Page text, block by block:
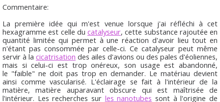
Commentaire:
La première idée qui m'est venue lorsque j'ai réfléchi à cet
hexagramme est celle du catalyseur, cette substance rajoutée en
quantité limitée qui permet à une réaction d'avoir lieu tout en
n'étant pas consommée par celle-ci. Ce catalyseur peut même
servir à la cicatrisation des ailes d'avions ou des pales d'éoliennes,
mais si celui-ci est trop onéreux, son usage est abandonné,
le "faible" ne doit pas trop en demander. Le matériau devient
ainsi comme vascularisé. L'éclairage se fait à l'intérieur de la
matière, matière auparavant obscure qui est maîtrisée de
l'intérieur. Les recherches sur les nanotubes sont à l'origine de